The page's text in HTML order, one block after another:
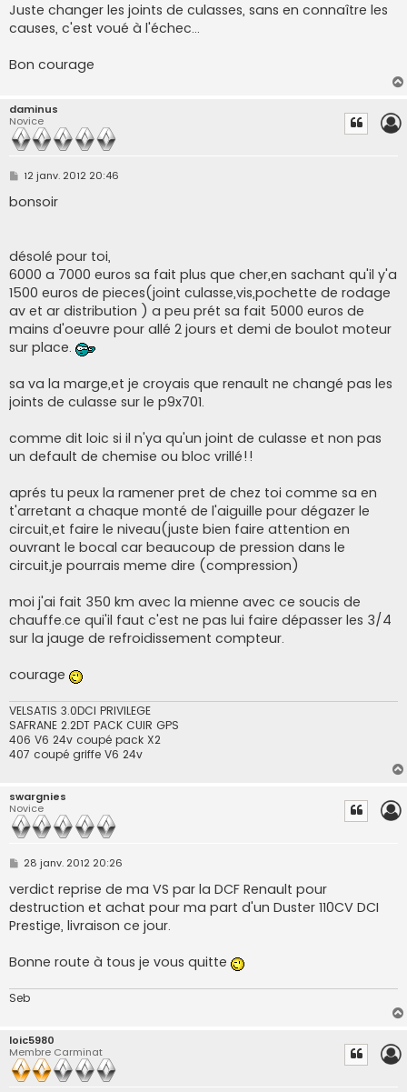
Juste changer les joints de culasses, sans en connaître les
causes, c'est voué à l'échec...
Bon courage
daminus
Novice
M
s
s
12 janv. 2012 20:46
bonsoir
désolé pour toi,
6000 a 7000 euros sa fait plus que cher,en sachant qu'il y'a
1500 euros de pieces(joint culasse,vis,pochette de rodage
av et ar distribution ) a peu prét sa fait 5000 euros de
mains d'oeuvre pour allé 2 jours et demi de boulot moteur
sur place.
sa va la marge,et je croyais que renault ne changé pas les
joints de culasse sur le p9x701.
comme dit loic si il n'ya qu'un joint de culasse et non pas
un default de chemise ou bloc vrillé!!
aprés tu peux la ramener pret de chez toi comme sa en
t'arretant a chaque monté de l'aiguille pour dégazer le
circuit,et faire le niveau(juste bien faire attention en
ouvrant le bocal car beaucoup de pression dans le
circuit,je pourrais meme dire (compression)
moi j'ai fait 350 km avec la mienne avec ce soucis de
chauffe.ce qui'il faut c'est ne pas lui faire dépasser les 3/4
sur la jauge de refroidissement compteur.
courage
VELSATIS 3.0DCI PRIVILEGE
SAFRANE 2.2DT PACK CUIR GPS
406 V6 24v coupé pack X2
407 coupé griffe V6 24v
swargnies
Novice
M
s
s
a
g
e
28 janv. 2012 20:26
verdict reprise de ma VS par la DCF Renault pour
destruction et achat pour ma part d'un Duster 110CV DCI
Prestige, livraison ce jour.
Bonne route à tous je vous quitte
Seb
loic5980
Membre Carminat